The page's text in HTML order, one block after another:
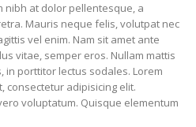
nibh at dolor pellentesque, a
Mauris neque felis, volutpat nec
vel enim. Nam sit amet ante
vitae, semper eros. Nullam mattis
in porttitor lectus sodales. Lorem
consectetur adipisicing elit.
voluptatum. Quisque elementum